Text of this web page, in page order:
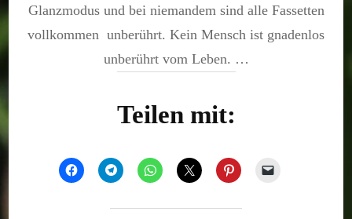
Glanzmodus und bei niemandem sind alle Fassetten
vollkommen unberührt. Kein Mensch ist gnadenlos
unberührt vom Leben. …
Teilen mit: